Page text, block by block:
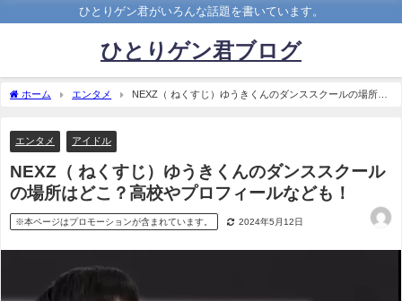
ひとりゲン君がいろんな話題を書いています。
ひとりゲン君ブログ
ホーム エンタメ
NEXZ（ ねくすじ）ゆうきくんのダンススクールの場所は
エンタメ アイドル
NEXZ（ ねくすじ）ゆうきくんのダンススクール
の場所はどこ？高校やプロフィールなども！
※本ページはプロモーションが含まれています。 2024年5月12日